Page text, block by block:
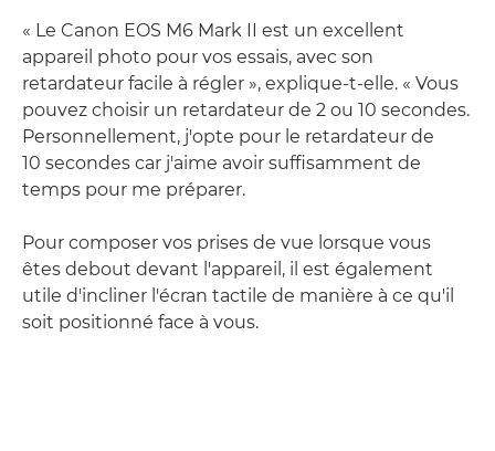
« Le Canon EOS M6 Mark II est un excellent
appareil photo pour vos essais, avec son
retardateur facile à régler », explique-t-elle. « Vous
pouvez choisir un retardateur de 2 ou 10 secondes.
Personnellement, j'opte pour le retardateur de
10 secondes car j'aime avoir suffisamment de
temps pour me préparer.
Pour composer vos prises de vue lorsque vous
êtes debout devant l'appareil, il est également
utile d'incliner l'écran tactile de manière à ce qu'il
soit positionné face à vous.